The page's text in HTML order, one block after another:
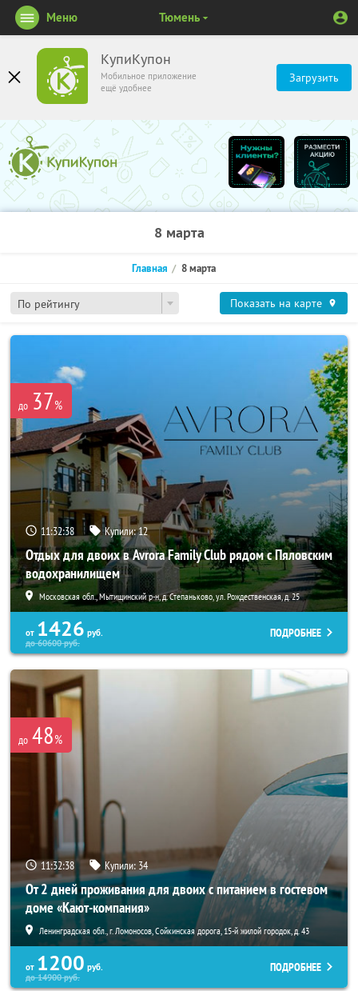
КупиКупон
Мобильное приложение
ещё удобнее
Загрузить
Меню Тюмень
8 марта
По рейтингу
Главная 8 марта
Показать на карте
до 37%
11:32:37 Купили:12
Отдых для двоих в Avrora Family Club рядом с Пяловским
водохранилищем
Московская обл., Мытищинский р-н, д. Степаньково, ул. Рождественская, д. 25
от 1426 руб.
до60600руб.
ПОДРОБНЕЕ
до 48%
11:32:37 Купили: 34
От 2 дней проживания для двоих с питанием в гостевом
доме «Кают-компания»
Ленинградская обл., г. Ломоносов, Сойкинская дорога, 15-й жилой городок, д. 43
от 1200 руб.
до14900руб.
ПОДРОБНЕЕ